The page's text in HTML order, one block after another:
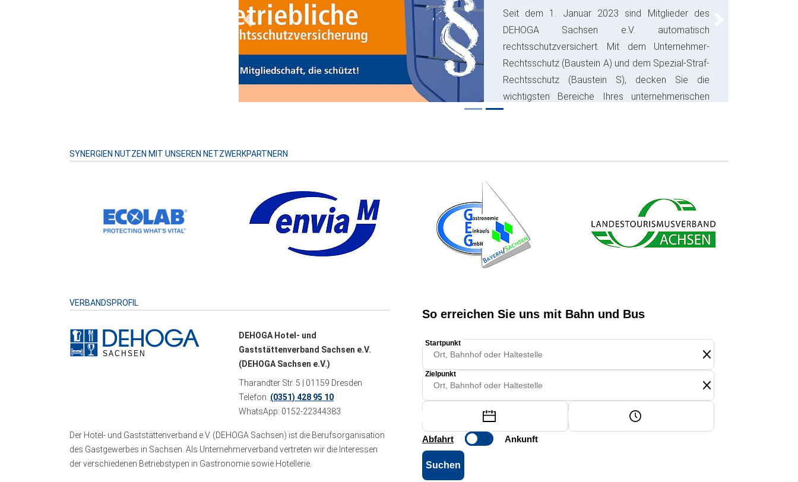
Seit dem 1. Januar 2023 sind Mitglieder des
DEHOGA Sachsen e.V. automatisch
rechtsschutzversichert. Mit dem Unternehmer-
Rechtsschutz (Baustein A) und dem Spezial-Straf-
Rechtsschutz (Baustein S), decken Sie die
wichtigsten Bereiche Ihres unternehmerischen
Risikos ab und sparen bares Geld.
Previous
SYNERGIEN NUTZEN MIT UNSEREN NETZWERKPARTNERN
VERBANDSPROFIL
DEHOGA Hotel- und
Gaststättenverband Sachsen e.V.
(DEHOGA Sachsen e.V.)
Tharandter Str. 5 | 01159 Dresden
Telefon: (0351) 428 95 10
WhatsApp: 0152-22344383
Der Hotel- und Gaststättenverband e.V. (DEHOGA Sachsen) ist die Berufsorganisation
des Gastgewerbes in Sachsen. Als Unternehmerverband vertreten wir die Interessen
der verschiedenen Betriebstypen in Gastronomie sowie Hotellerie.